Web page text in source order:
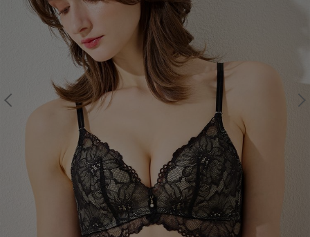
メンズ
マタニティ ギフトラッピング
SALE
サイズからブラを探す
A60 A65 A70 A75
B65 B70 B75 B80
C70 C75 C80 C85